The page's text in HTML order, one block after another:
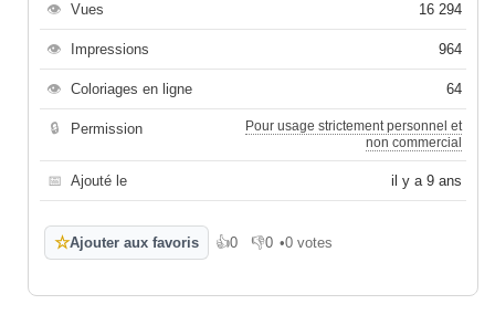
👁 Vues 16 294
👁 Impressions 964
👁 Coloriages en ligne 64
🔒 Permission
Pour usage strictement personnel et
non commercial
📅 Ajouté le il y a 9 ans
☆Ajouter aux favoris 👍0
J'aime 👎0
Je n'aime pas
•0 votes